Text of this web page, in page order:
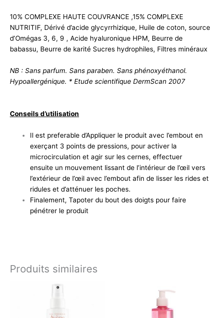
10% COMPLEXE HAUTE COUVRANCE ,15% COMPLEXE
NUTRITIF, Dérivé d’acide glycyrrhizique, Huile de coton, source
d’Omégas 3, 6, 9 , Acide hyaluronique HPM, Beurre de
babassu, Beurre de karité Sucres hydrophiles, Filtres minéraux
NB : Sans parfum. Sans paraben. Sans phénoxyéthanol.
Hypoallergénique. * Etude scientifique DermScan 2007
Conseils d’utilisation
Il est preferable d’Appliquer le produit avec l’embout en
exerçant 3 points de pressions, pour activer la
microcirculation et agir sur les cernes, effectuer
ensuite un mouvement lissant de l’intérieur de l’œil vers
l’extérieur de l’œil avec l’embout afin de lisser les rides et
ridules et d’atténuer les poches.
Finalement, Tapoter du bout des doigts pour faire
pénétrer le produit
Produits similaires